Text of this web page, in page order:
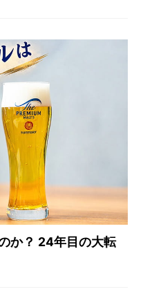
か？ 24年目の大転